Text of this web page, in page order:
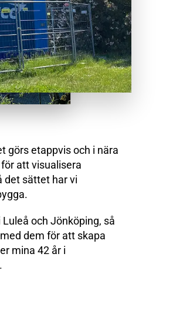
görs etappvis och i nära
att visualisera
det sättet har vi
och Jönköping, så
dem för att skapa
mina 42 år i